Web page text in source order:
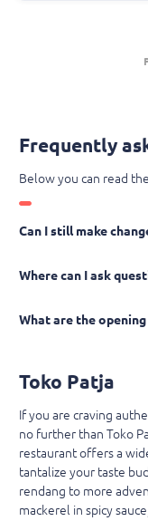
Frequently
Below you can read
Can I still make
Where can I ask
What are the opening
Toko Patja
If you are craving
no further than Toko
restaurant offers a
tantalize your taste
rendang to more
mackerel in spicy